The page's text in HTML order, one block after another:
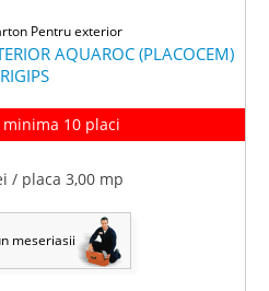
Pentru exterior
AQUAROC (PLACOCEM)
RIGIPS
10 placi
/ placa 3,00 mp
meseriasii